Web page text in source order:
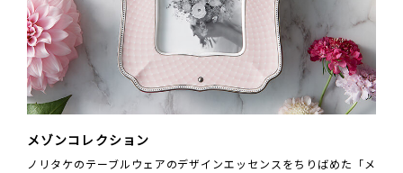
メゾンコレクション
ノリタケのテーブルウェアのデザインエッセンスをちりばめた「メ